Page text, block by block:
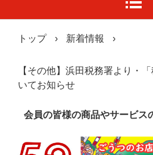
トップ › 新着情報 ›
【その他】浜田税務署より・
いてお知らせ
会員の皆様の商品やサービス